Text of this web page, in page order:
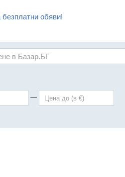
безплатни обяви!
—